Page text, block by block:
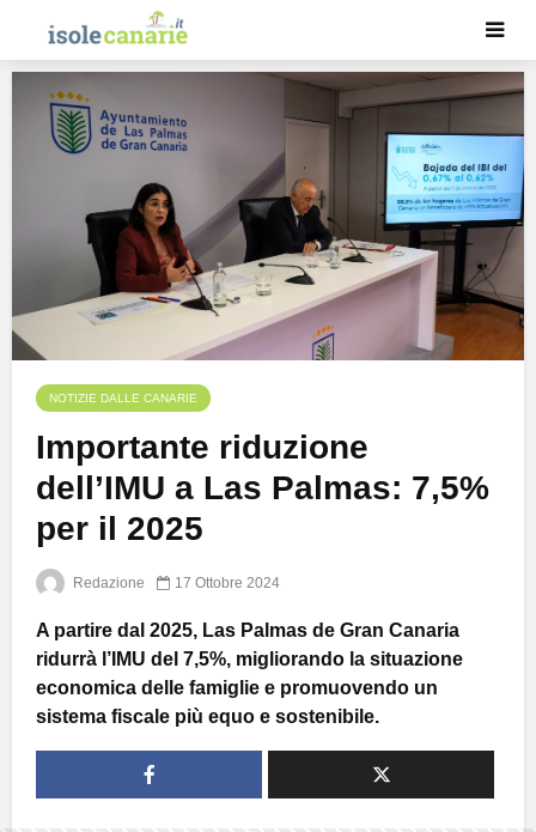
NOTIZIE DALLE CANARIE
Importante riduzione
dell’IMU a Las Palmas: 7,5%
per il 2025
Redazione 17 Ottobre 2024
A partire dal 2025, Las Palmas de Gran Canaria
ridurrà l’IMU del 7,5%, migliorando la situazione
economica delle famiglie e promuovendo un
sistema fiscale più equo e sostenibile.